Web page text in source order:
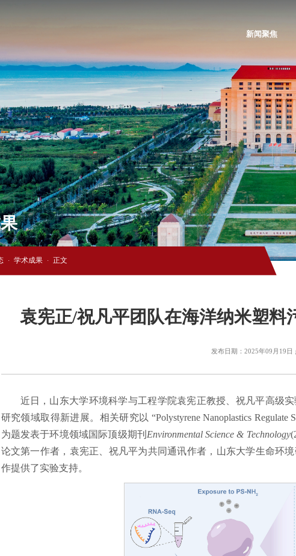
新闻聚焦
· 学术成果 · 正文
袁宪正/祝凡平团队在海洋纳米塑料
发布日期：2025年09月19日
近日，山东大学环境科学与工程学院袁宪正教授、祝凡平高级
研究领域取得新进展。相关研究以 “Polystyrene Nanoplastics Regulate
为题发表于环境领域国际顶级期刊Environmental Science & Technology
论文第一作者，袁宪正、祝凡平为共同通讯作者，山东大学生命环
作提供了实验支持。